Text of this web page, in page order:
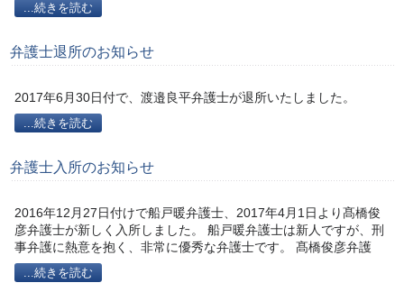
...続きを読む
弁護士退所のお知らせ
2017年6月30日付で、渡邉良平弁護士が退所いたしました。
...続きを読む
弁護士入所のお知らせ
2016年12月27日付けで船戸暖弁護士、2017年4月1日より髙橋俊
彦弁護士が新しく入所しました。 船戸暖弁護士は新人ですが、刑
事弁護に熱意を抱く、非常に優秀な弁護士です。 髙橋俊彦弁護
...続きを読む